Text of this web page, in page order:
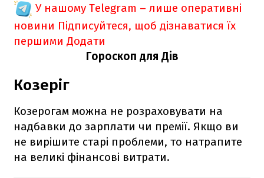
У нашому Telegram – лише оперативні
новини Підписуйтеся, щоб дізнаватися їх
першими Додати
Гороскоп для Дів
Козеріг
Козерогам можна не розраховувати на
надбавки до зарплати чи премії. Якщо ви
не вирішите старі проблеми, то натрапите
на великі фінансові витрати.